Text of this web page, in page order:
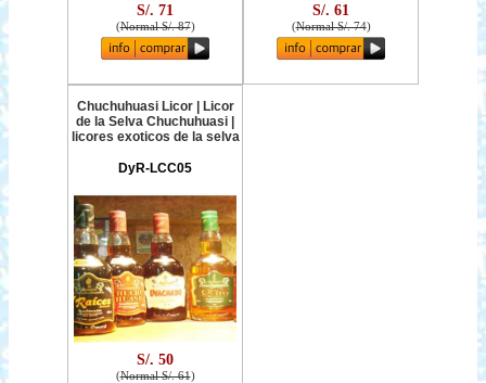
S/. 71
(Normal S/. 87)
S/. 61
(Normal S/. 74)
Chuchuhuasi Licor | Licor
de la Selva Chuchuhuasi |
licores exoticos de la selva
DyR-LCC05
S/. 50
(Normal S/. 61)